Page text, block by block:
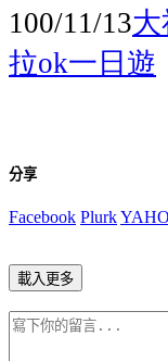
100/11/13
拉ok一日遊
分享
Facebook Plurk
載入更多